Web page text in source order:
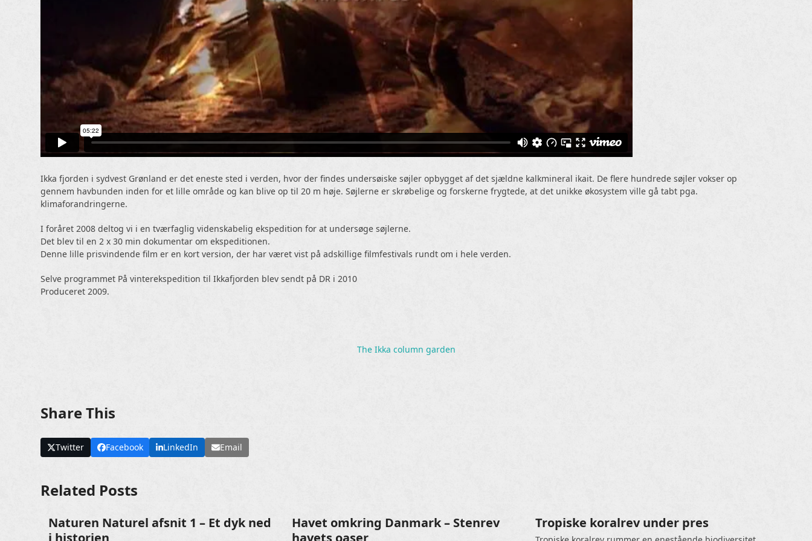
Ikka fjorden i sydvest Grønland er det eneste sted i verden, hvor der findes undersøiske søjler opbygget af det sjældne kalkmineral ikait. De flere hundrede søjler vokser op
gennem havbunden inden for et lille område og kan blive op til 20 m høje. Søjlerne er skrøbelige og forskerne frygtede, at det unikke økosystem ville gå tabt pga.
klimaforandringerne.
I foråret 2008 deltog vi i en tværfaglig videnskabelig ekspedition for at undersøge søjlerne.
Det blev til en 2 x 30 min dokumentar om ekspeditionen.
Denne lille prisvindende film er en kort version, der har været vist på adskillige filmfestivals rundt om i hele verden.
Selve programmet På vinterekspedition til Ikkafjorden blev sendt på DR i 2010
Produceret 2009.
The Ikka column garden
Share This
Twitter Facebook LinkedIn Email
Related Posts
Naturen Naturel afsnit 1 – Et dyk ned
i historien
Havet omkring Danmark – Stenrev
havets oaser
Tropiske koralrev under pres